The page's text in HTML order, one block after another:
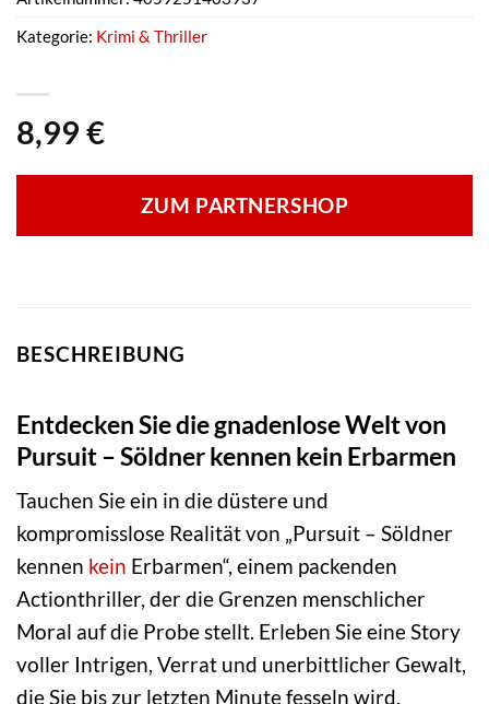
8,99 €
ZUM PARTNERSHOP
Kategorie: Krimi & Thriller
BESCHREIBUNG
Entdecken Sie die gnadenlose Welt von
Pursuit – Söldner kennen kein Erbarmen
Tauchen Sie ein in die düstere und
kompromisslose Realität von „Pursuit – Söldner
kennen kein Erbarmen“, einem packenden
Actionthriller, der die Grenzen menschlicher
Moral auf die Probe stellt. Erleben Sie eine Story
voller Intrigen, Verrat und unerbittlicher Gewalt,
die Sie bis zur letzten Minute fesseln wird.